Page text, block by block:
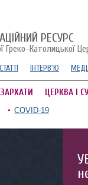
РЕСУРС
Греко-Католицької
СТАТТІ ІНТЕРВ'Ю
ЦЕРКВА І
COVID-19